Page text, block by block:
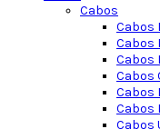
Cabos
Cabos
Cabos
Cabos
Cabos
Cabos
Cabos
Cabos